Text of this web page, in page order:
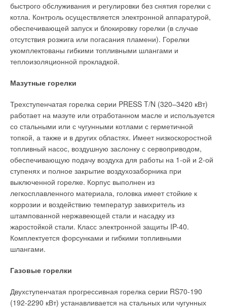
быстрого обслуживания и регулировки без снятия горелки с
котла. Контроль осуществляется электронной аппаратурой,
обеспечивающей запуск и блокировку горелки (в случае
отсутствия розжига или погасания пламени). Горелки
укомплектованы гибкими топливными шлангами и
теплоизоляционной прокладкой.
Мазутные горелки
Трехступенчатая горелка серии PRESS T/N (320–3420 кВт)
работает на мазуте или отработанном масле и используется
со стальными или с чугунными котлами с герметичной
топкой, а также и в других областях. Имеет низкоскоростной
топливный насос, воздушную заслонку с сервоприводом,
обеспечивающую подачу воздуха для работы на 1-ой и 2-ой
ступенях и полное закрытие воздухозаборника при
выключенной горелке. Корпус выполнен из
легкосплавленного материала, головка имеет стойкие к
коррозии и воздействию температур завихритель из
штампованной нержавеющей стали и насадку из
жаростойкой стали. Класс электронной защиты IP-40.
Комплектуется форсунками и гибкими топливными
шлангами.
Газовые горелки
Двухступенчатая прогрессивная горелка серии RS70-190
(192-2290 кВт) устанавливается на стальных или чугунных